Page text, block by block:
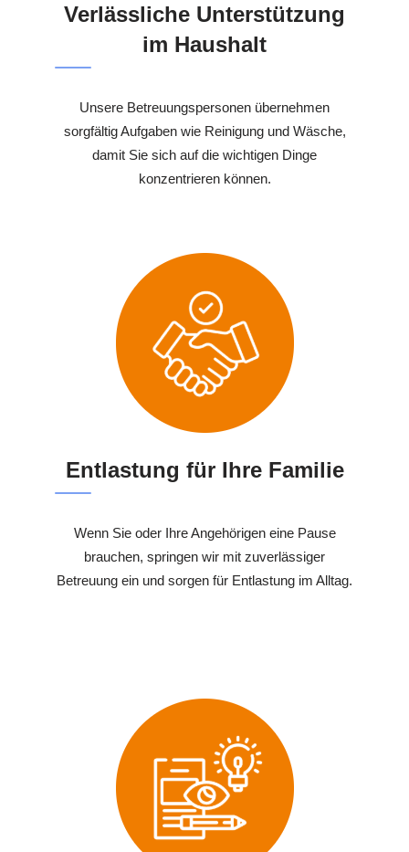
Verlässliche Unterstützung
im Haushalt
Unsere Betreuungspersonen übernehmen
sorgfältig Aufgaben wie Reinigung und Wäsche,
damit Sie sich auf die wichtigen Dinge
konzentrieren können.
Entlastung für Ihre Familie
Wenn Sie oder Ihre Angehörigen eine Pause
brauchen, springen wir mit zuverlässiger
Betreuung ein und sorgen für Entlastung im Alltag.